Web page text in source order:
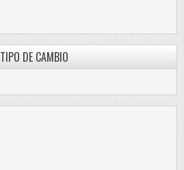
TIPO DE CAMBIO